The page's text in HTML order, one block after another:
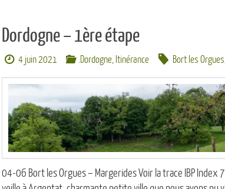
Dordogne – 1ère étape
4 juin 2021 .Dordogne, Itinérance Bort les Orgues
04-06 Bort les Orgues – Margerides Voir la trace IBP Index